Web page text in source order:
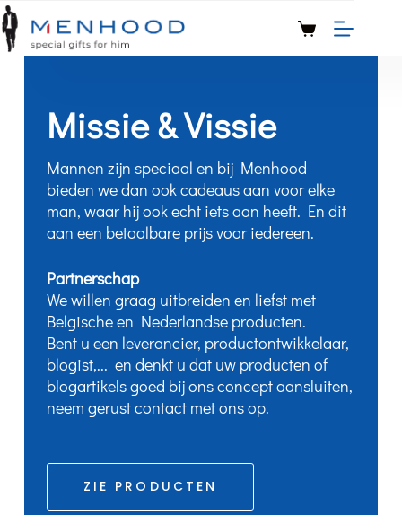
Missie & Vissie
Mannen zijn speciaal en bij Menhood
bieden we dan ook cadeaus aan voor elke
man, waar hij ook echt iets aan heeft. En dit
aan een betaalbare prijs voor iedereen.
Partnerschap
We willen graag uitbreiden en liefst met
Belgische en Nederlandse producten.
Bent u een leverancier, productontwikkelaar,
blogist,... en denkt u dat uw producten of
blogartikels goed bij ons concept aansluiten,
neem gerust contact met ons op.
ZIE PRODUCTEN